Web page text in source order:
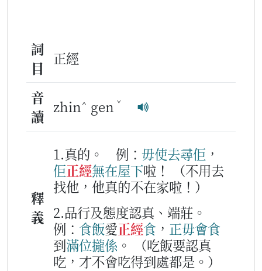
詞
目
正經
音
讀
zhin^ gen ˇ
釋
義
1.真的。 例： 毋使去尋佢 ，
佢正經無在屋下啦！
（不用去
找他，他真的不在家啦！）
2.品行及態度認真、端莊。
例： 食飯愛正經食 ， 正毋會食
到滿位攏係 。
（吃飯要認真
吃，才不會吃得到處都是。）